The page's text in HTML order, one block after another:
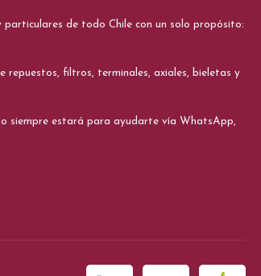
particulares de todo Chile con un solo propósito:
repuestos, filtros, terminales, axiales, bieletas y
siempre estará para ayudarte vía WhatsApp,